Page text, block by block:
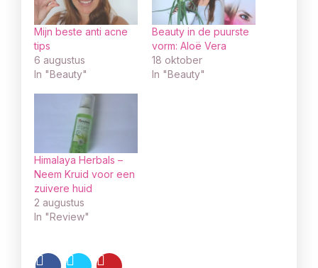
Mijn beste anti acne
tips
6 augustus
In "Beauty"
Beauty in de puurste
vorm: Aloë Vera
18 oktober
In "Beauty"
Himalaya Herbals –
Neem Kruid voor een
zuivere huid
2 augustus
In "Review"